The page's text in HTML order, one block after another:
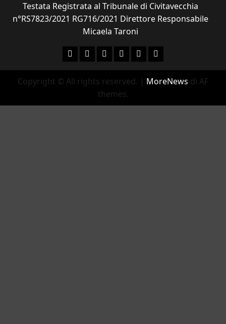
Testata Registrata al Tribunale di Civitavecchia
n°RS7823/2021 RG716/2021 Direttore Responsabile
Micaela Taroni
FacebookInstagram
YouTubeTwitterEmailEnte Parco
Copyright © All rights reserved. | MoreNews di AF
themes.